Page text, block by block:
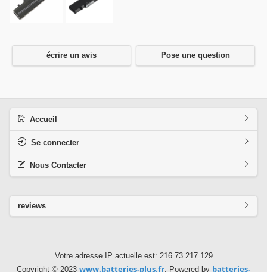
écrire un avis Pose une question
Accueil
Se connecter
Nous Contacter
reviews
Votre adresse IP actuelle est: 216.73.217.129
Copyright © 2023 www.batteries-plus.fr. Powered by batteries-